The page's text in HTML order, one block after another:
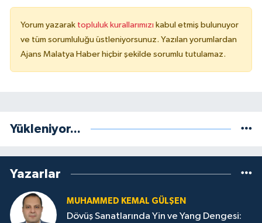
Yorum yazarak topluluk kurallarımızı kabul etmiş bulunuyor
ve tüm sorumluluğu üstleniyorsunuz. Yazılan yorumlardan
Ajans Malatya Haber hiçbir şekilde sorumlu tutulamaz.
Yükleniyor...
Yazarlar
MUHAMMED KEMAL GÜLŞEN
Dövüş Sanatlarında Yin ve Yang Dengesi: